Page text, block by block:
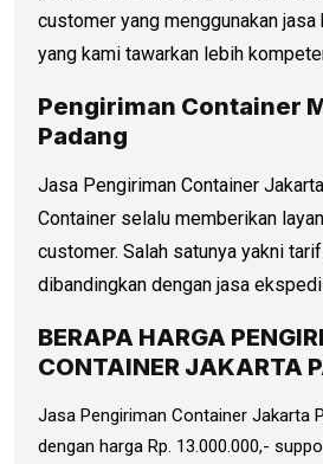
customer yang menggunakan
yang kami tawarkan lebih
Pengiriman Container
Padang
Jasa Pengiriman Container
Container selalu memberikan
customer. Salah satunya yakni
dibandingkan dengan jasa
BERAPA HARGA
CONTAINER JAKARTA
Jasa Pengiriman Container Jakarta
dengan harga Rp. 13.000.000,-